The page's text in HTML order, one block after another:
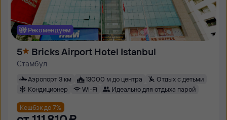
Рекомендуем
5 Bricks Airport Hotel Istanbul
Стамбул
Аэропорт 3 км 13000 м до центра
Отдых с детьми
Кондиционер
Wi-Fi Идеально для отдыха парой
Кешбэк до 7%